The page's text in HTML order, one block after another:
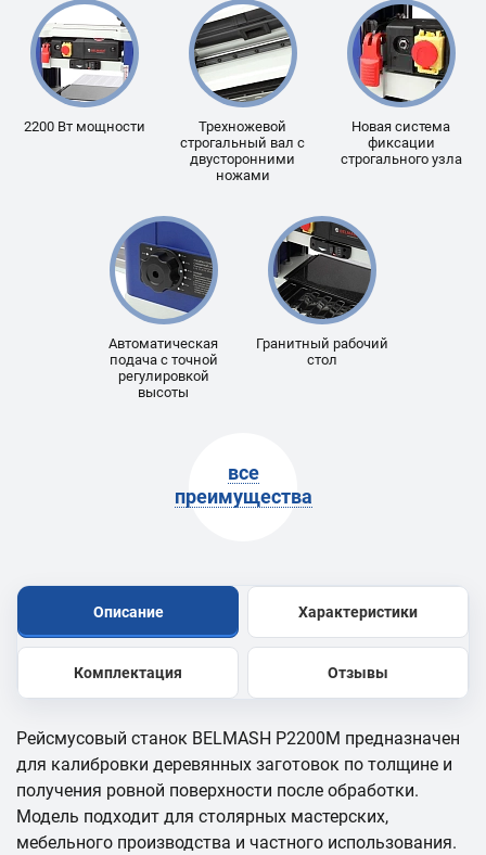
2200 Вт мощности
Трехножевой
строгальный вал с
двусторонними
ножами
Новая система
фиксации
строгального узла
Автоматическая
подача с точной
регулировкой
высоты
Гранитный рабочий
стол
все
преимущества
Описание Характеристики
Комплектация Отзывы
Рейсмусовый станок BELMASH P2200M предназначен
для калибровки деревянных заготовок по толщине и
получения ровной поверхности после обработки.
Модель подходит для столярных мастерских,
мебельного производства и частного использования.